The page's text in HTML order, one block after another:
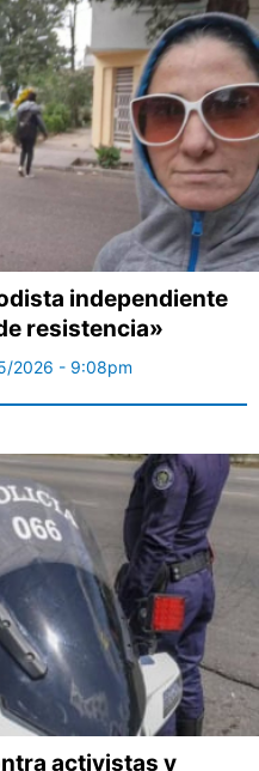
independiente
resistencia»
2026 - 9:08pm
activistas y